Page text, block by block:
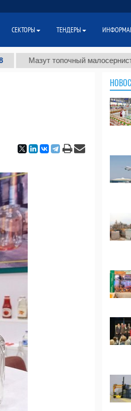
Мазут топочный малосернистый (т.)
СЕКТОРЫ ТЕНДЕРЫ